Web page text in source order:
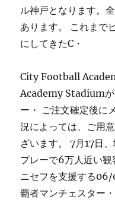
ル神戸となります。
あります。 これまで
にしてきたC・
City Football
Academy Stadiumが
ー・ ご注文確定後に
況によっては、ご用
ざいます。 7月17日
プレーで6万人近い
ニセフを支援する
覇者マンチェスター